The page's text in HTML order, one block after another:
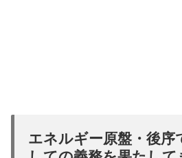
エネルギー原盤・後序